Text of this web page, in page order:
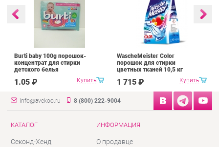
Купить
Burti baby 100g порошок-
концентрат для стирки
детского белья
1.05 ₽ Купить
WascheMeister Color
порошок для стирки
цветных тканей 10,5 кг
1 715 ₽
info@avekoo.ru 8 (800) 222-9004
КАТАЛОГ
Секонд-Хенд
ИНФОРМАЦИЯ
О продавце